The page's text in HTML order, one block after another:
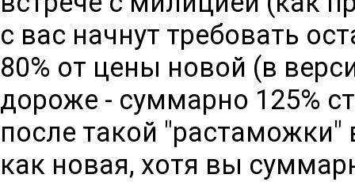
с вас начнут требовать
80% от цены новой (в
дороже - суммарно 125%
после такой
как новая, хотя вы